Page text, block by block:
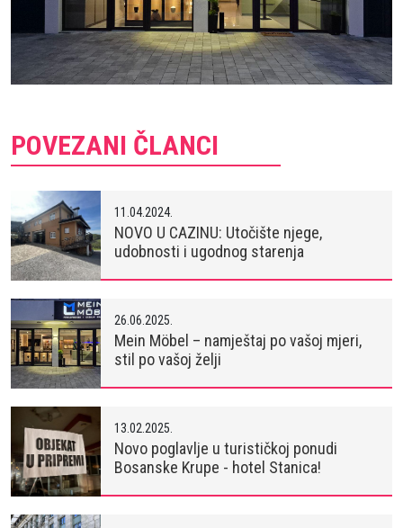
POVEZANI ČLANCI
11.04.2024.
NOVO U CAZINU: Utočište njege,
udobnosti i ugodnog starenja
26.06.2025.
Mein Möbel – namještaj po vašoj mjeri,
stil po vašoj želji
13.02.2025.
Novo poglavlje u turističkoj ponudi
Bosanske Krupe - hotel Stanica!